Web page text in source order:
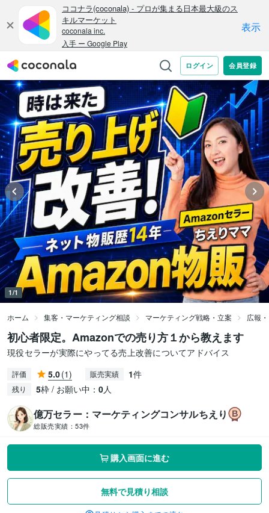
1/1
ホーム 集客・マーケティング相談 マーケティング戦略・立案 広報
初心者限定。Amazonでの売り方１から教えます
現役セラーが実際にやってる売上改善についてアドバイス
評価 5.0(1) 販売実績 1件
残り 5枠 / お願い中： 0人
億万セラー：マーケティングコンサルちえり
総販売実績： 53件
購入画面に進む
無料で見積り相談